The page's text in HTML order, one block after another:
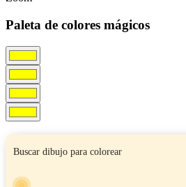
Paleta de colores mágicos